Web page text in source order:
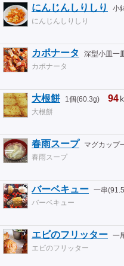
にんじんしりしり 小
にんじんしりしり
カポナータ 深型小皿一
カポナータ
大根餅 1個(60.3g) 94
大根餅
春雨スープ マグカップ
春雨スープ
バーベキュー 一串
バーベキュー
エビのフリッター 一
エビのフリッター